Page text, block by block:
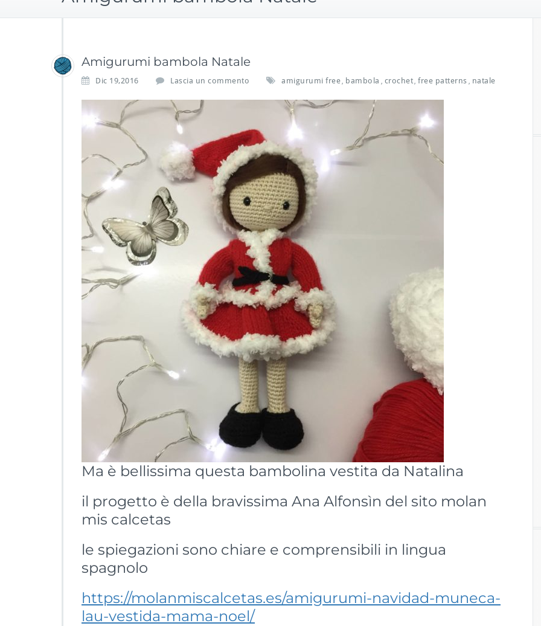
Amigurumi bambola Natale
Dic 19,2016 Lascia un commento amigurumi free bambola crochet free patterns natale
Ma è bellissima questa bambolina vestita da Natalina
il progetto è della bravissima Ana Alfonsìn del sito molan
mis calcetas
le spiegazioni sono chiare e comprensibili in lingua
spagnolo
https://molanmiscalcetas.es/amigurumi-navidad-muneca-
lau-vestida-mama-noel/